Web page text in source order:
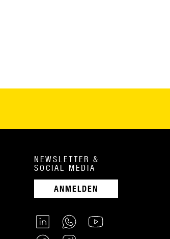
NEWSLETTER &
SOCIAL MEDIA
ANMELDEN